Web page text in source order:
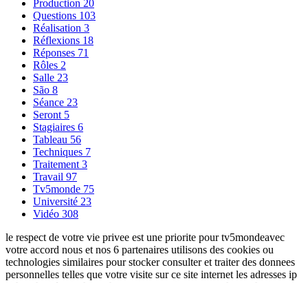
Production 20
Questions 103
Réalisation 3
Réflexions 18
Réponses 71
Rôles 2
Salle 23
São 8
Séance 23
Seront 5
Stagiaires 6
Tableau 56
Techniques 7
Traitement 3
Travail 97
Tv5monde 75
Université 23
Vidéo 308
le respect de votre vie privee est une priorite pour tv5mondeavec
votre accord nous et nos 6 partenaires utilisons des cookies ou
technologies similaires pour stocker consulter et traiter des donnees
personnelles telles que votre visite sur ce site internet les adresses ip